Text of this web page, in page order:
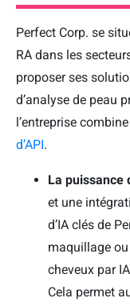
Perfect Corp. se
RA dans les
proposer ses
d’analyse de peau
l’entreprise
d’API.
La puissance
et une
d’IA clés de
maquillage
cheveux par
Cela permet